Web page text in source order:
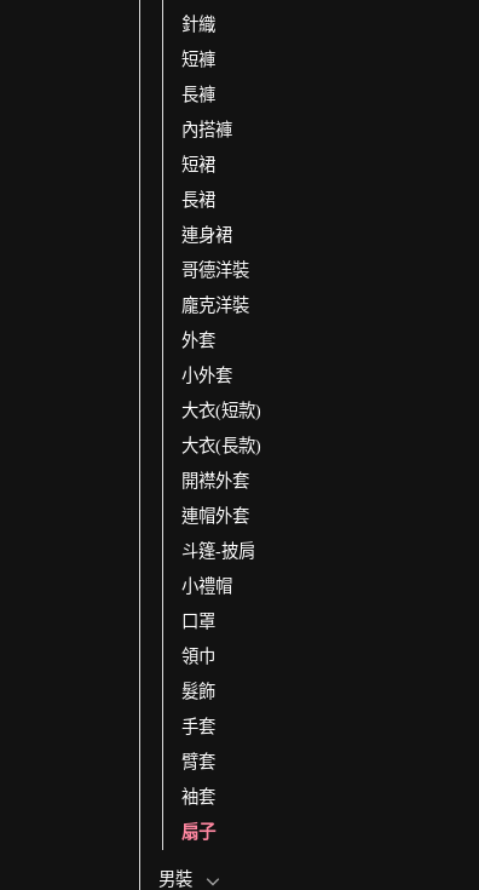
針織
短褲
長褲
內搭褲
短裙
長裙
連身裙
哥德洋裝
龐克洋裝
外套
小外套
大衣(短款)
大衣(長款)
開襟外套
連帽外套
斗篷-披肩
小禮帽
口罩
領巾
髮飾
手套
臂套
袖套
扇子
男裝